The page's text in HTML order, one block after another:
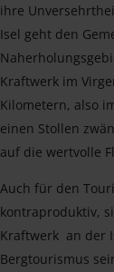
ihre
Isel geht den
Kraftwerk im
Kilometern, also
einen Stollen
auf die wertvolle
Auch für den
kontraproduktiv,
Kraftwerk an der
Bergtourismus